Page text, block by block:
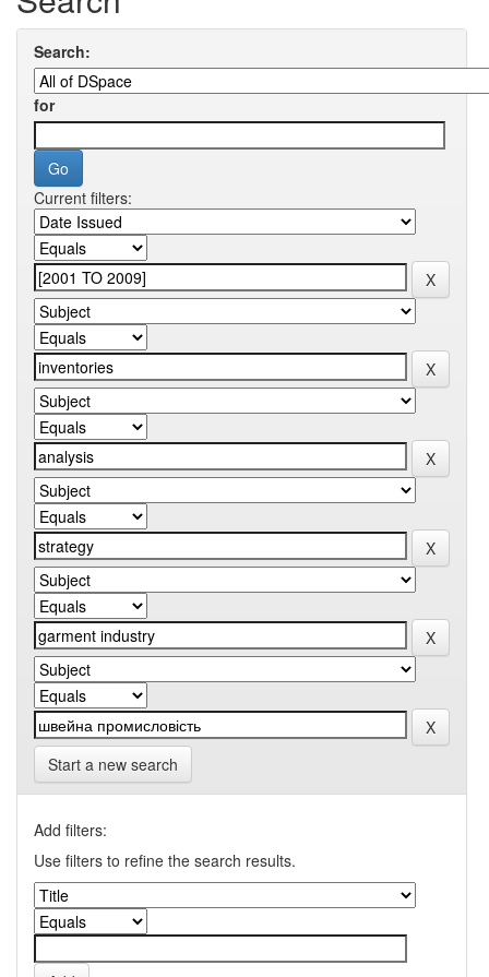
Search:
for
Current filters:
Start a new search
Add filters:
Use filters to refine the search results.